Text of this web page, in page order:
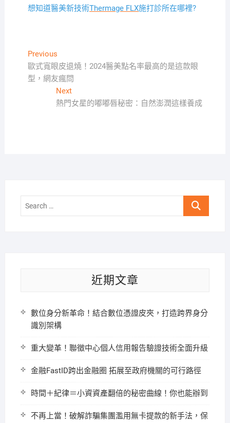
想知道醫美新技術Thermage FLX施打診所在哪裡?
文
章
PreviousPrevious
post:
歐式寬眼皮退燒！2024醫美點名率最高的是這款眼
型，網友瘋問
NextNext
post:
熱門女星的嘟嘟唇秘密：自然澎潤這樣養成
Search
近期文章
數位身分新革命！結合數位憑證皮夾，打造跨界身分
識別架構
重大變革！聯徵中心個人信用報告驗證技術全面升級
金融FastID跨出金融圈 拓展至政府機關的可行路徑
時間＋紀律＝小資資產翻倍的秘密曲線！你也能辦到
不再上當！破解詐騙集團濫用無卡提款的新手法，保